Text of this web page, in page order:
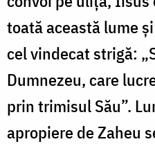
toată această lume
cel vindecat strigă:
Dumnezeu, care
prin trimisul Său”.
apropiere de Zaheu